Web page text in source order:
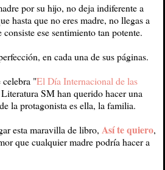
por su hijo, no deja indiferente a
hasta que no eres madre, no llegas a
ese sentimiento tan potente.
en cada una de sus páginas.
"El Día Internacional de las
SM han querido hacer una
la protagonista es ella, la familia.
esta maravilla de libro, Así te quiero,
que cualquier madre podría hacer a